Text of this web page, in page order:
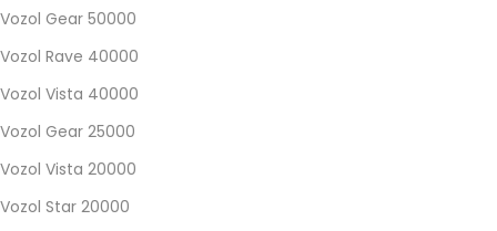
Vozol Gear 50000
Vozol Rave 40000
Vozol Vista 40000
Vozol Gear 25000
Vozol Vista 20000
Vozol Star 20000